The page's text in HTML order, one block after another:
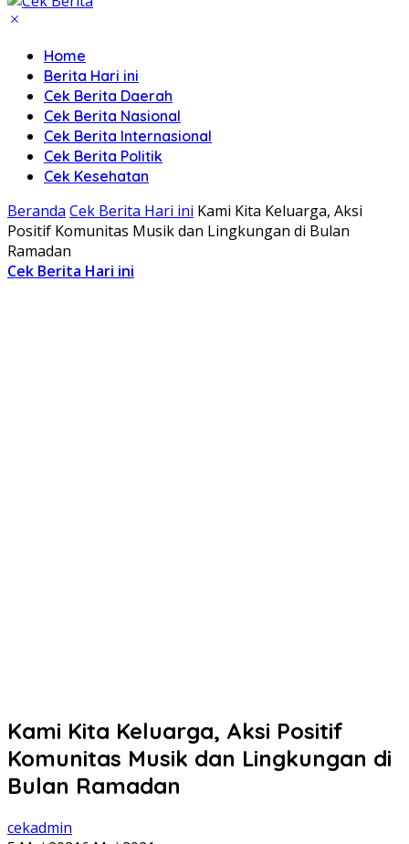
Home
Berita Hari ini
Cek Berita Daerah
Cek Berita Nasional
Cek Berita Internasional
Cek Berita Politik
Cek Kesehatan
Beranda Cek Berita Hari ini Kami Kita Keluarga, Aksi
Positif Komunitas Musik dan Lingkungan di Bulan
Ramadan
Cek Berita Hari ini
Kami Kita Keluarga, Aksi Positif
Komunitas Musik dan Lingkungan di
Bulan Ramadan
cekadmin